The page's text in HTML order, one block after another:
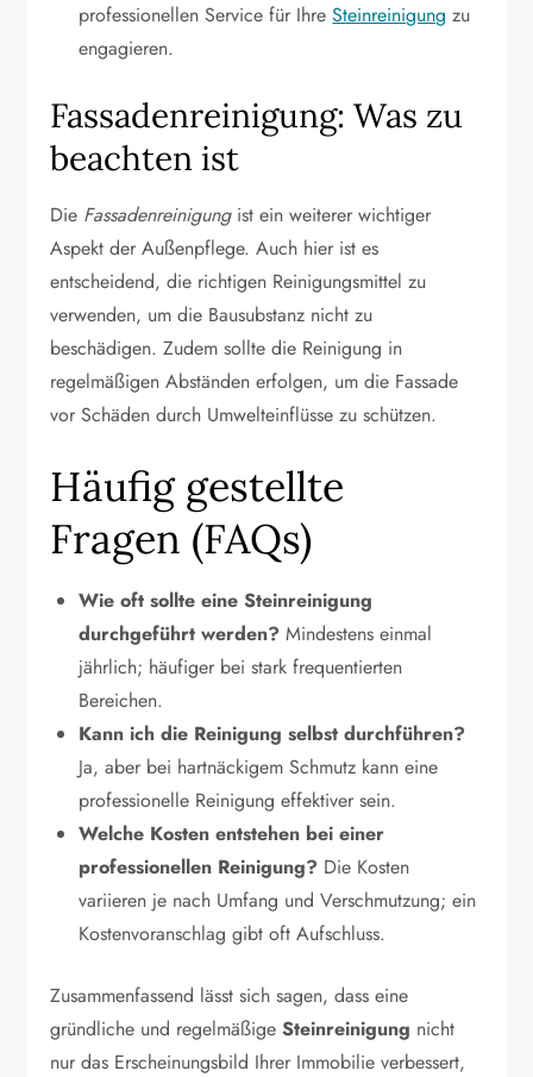
professionellen Service für IhreSteinreinigung zu
engagieren.
Fassadenreinigung: Was zu
beachten ist
Die Fassadenreinigungist ein weiterer wichtiger
Aspekt der Außenpflege. Auch hier ist es
entscheidend, die richtigen Reinigungsmittel zu
verwenden, um die Bausubstanz nicht zu
beschädigen. Zudem sollte die Reinigung in
regelmäßigen Abständen erfolgen, um die Fassade
vor Schäden durch Umwelteinflüsse zu schützen.
Häufig gestellte
Fragen (FAQs)
Wie oft sollte eine Steinreinigung
durchgeführt werden? Mindestens einmal
jährlich; häufiger bei stark frequentierten
Bereichen.
Kann ich die Reinigung selbst durchführen?
Ja, aber bei hartnäckigem Schmutz kann eine
professionelle Reinigung effektiver sein.
Welche Kosten entstehen bei einer
professionellen Reinigung? Die Kosten
variieren je nach Umfang und Verschmutzung; ein
Kostenvoranschlag gibt oft Aufschluss.
Zusammenfassend lässt sich sagen, dass eine
gründliche und regelmäßigeSteinreinigung nicht
nur das Erscheinungsbild Ihrer Immobilie verbessert,